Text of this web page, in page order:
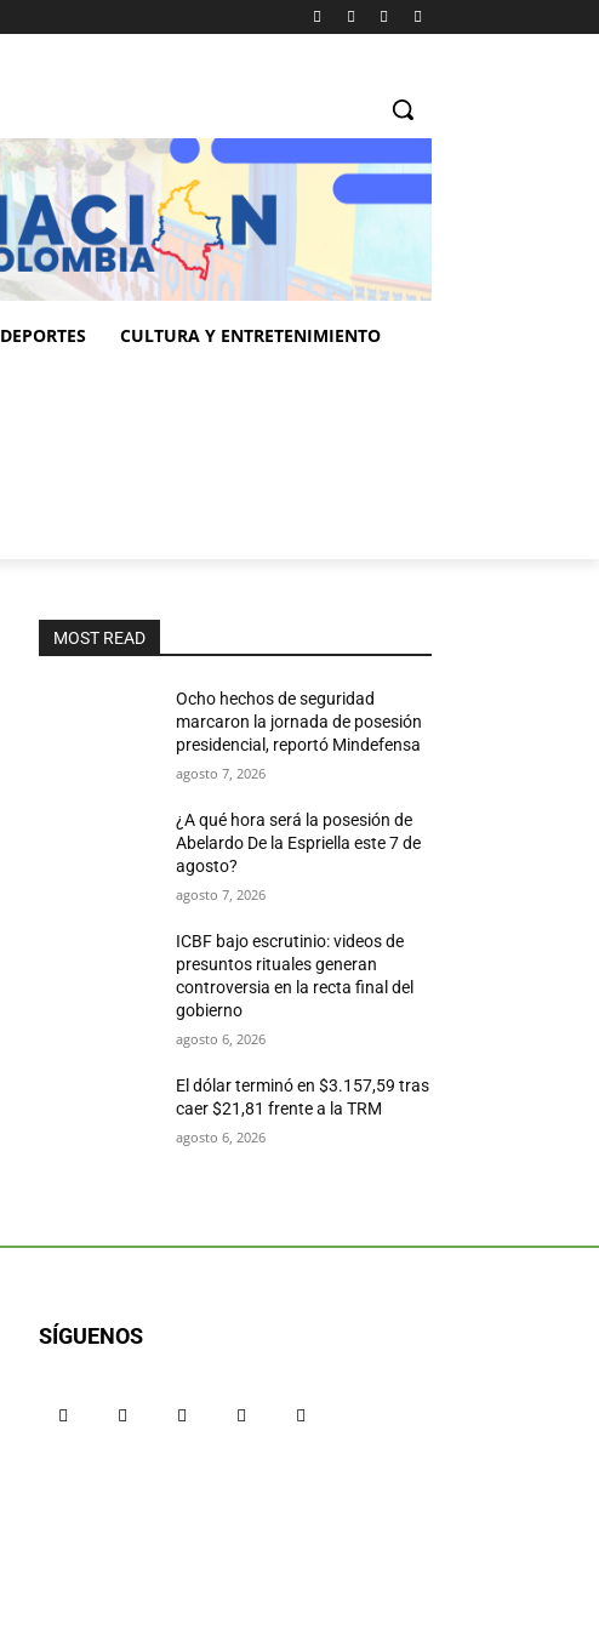
DEPORTES CULTURA Y ENTRETENIMIENTO
MOST READ
Ocho hechos de seguridad
marcaron la jornada de posesión
presidencial, reportó Mindefensa
agosto 7, 2026
¿A qué hora será la posesión de
Abelardo De la Espriella este 7 de
agosto?
agosto 7, 2026
ICBF bajo escrutinio: videos de
presuntos rituales generan
controversia en la recta final del
gobierno
agosto 6, 2026
El dólar terminó en $3.157,59 tras
caer $21,81 frente a la TRM
agosto 6, 2026
SÍGUENOS